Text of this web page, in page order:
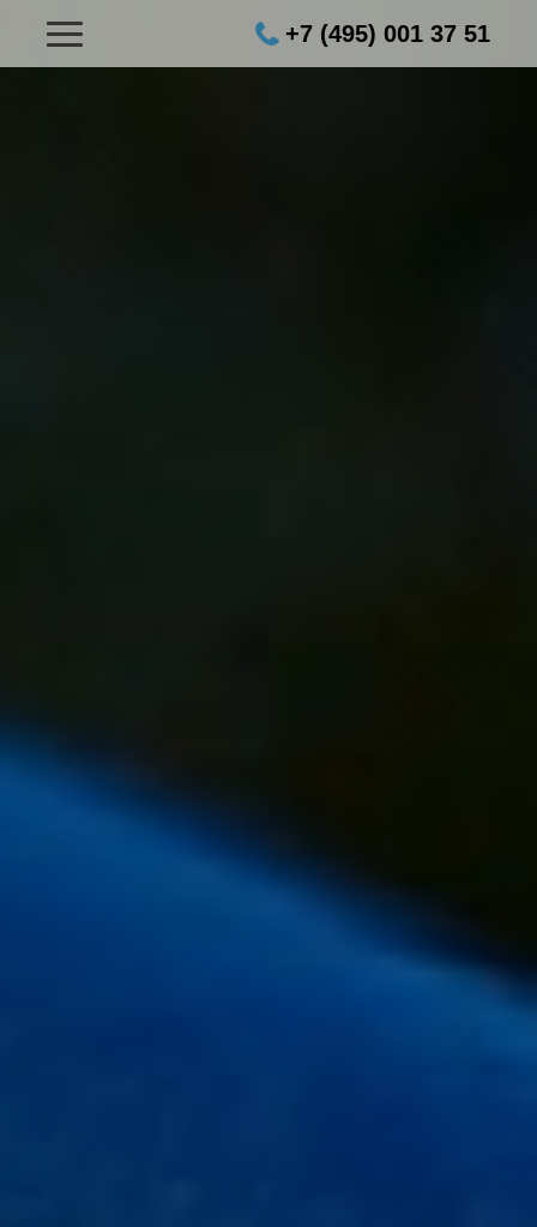
+7 (495) 001 37 51